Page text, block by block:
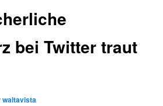
bei Twitter traut
waltavista